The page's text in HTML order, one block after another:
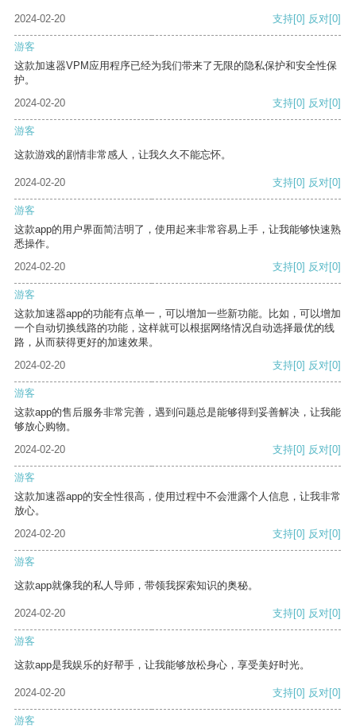
2024-02-20 支持[0] 反对[0]
游客
这款加速器VPM应用程序已经为我们带来了无限的隐私保护和安全性保
护。
2024-02-20
支持[0] 反对[0]
游客
这款游戏的剧情非常感人，让我久久不能忘怀。
2024-02-20 支持[0] 反对[0]
游客
这款app的用户界面简洁明了，使用起来非常容易上手，让我能够快速熟
悉操作。
2024-02-20
支持[0] 反对[0]
游客
这款加速器app的功能有点单一，可以增加一些新功能。比如，可以增加
一个自动切换线路的功能，这样就可以根据网络情况自动选择最优的线
路，从而获得更好的加速效果。
2024-02-20
支持[0] 反对[0]
游客
这款app的售后服务非常完善，遇到问题总是能够得到妥善解决，让我能
够放心购物。
2024-02-20
支持[0] 反对[0]
游客
这款加速器app的安全性很高，使用过程中不会泄露个人信息，让我非常
放心。
2024-02-20
支持[0] 反对[0]
游客
这款app就像我的私人导师，带领我探索知识的奥秘。
2024-02-20 支持[0] 反对[0]
游客
这款app是我娱乐的好帮手，让我能够放松身心，享受美好时光。
2024-02-20 支持[0] 反对[0]
游客